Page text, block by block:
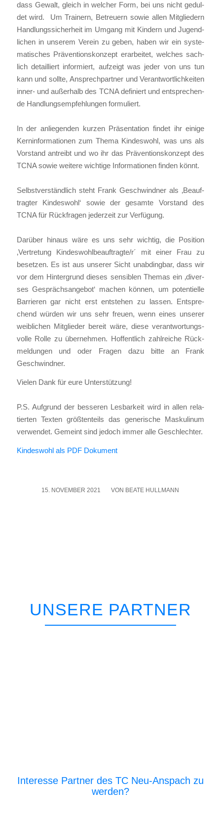
dass Gewalt, gleich in wel­cher Form, bei uns nicht gedul­
det wird. Um Trai­nern, Betreu­ern sowie allen Mit­glie­dern
Hand­lungs­si­cher­heit im Umgang mit Kin­dern und Jugend­
li­chen in unse­rem Ver­ein zu geben, haben wir ein sys­te­
ma­ti­sches Prä­ven­ti­ons­kon­zept erar­bei­tet, wel­ches sach­
lich detail­liert infor­miert, auf­zeigt was jeder von uns tun
kann und soll­te, Ansprech­part­ner und Ver­ant­wort­lich­kei­ten
inner- und außer­halb des TCNA defi­niert und ent­spre­chen­
de Hand­lungs­emp­feh­lun­gen for­mu­liert.
In der anlie­gen­den kur­zen Prä­sen­ta­ti­on fin­det ihr eini­ge
Kern­in­for­ma­tio­nen zum The­ma Kin­des­wohl, was uns als
Vor­stand antreibt und wo ihr das Prä­ven­ti­ons­kon­zept des
TCNA sowie wei­te­re wich­ti­ge Infor­ma­tio­nen fin­den könnt.
Selbst­ver­ständ­lich steht Frank Geschwind­ner als ‚Beauf­
trag­ter Kin­des­wohl‘ sowie der gesam­te Vor­stand des
TCNA für Rück­fra­gen jeder­zeit zur Ver­fü­gung.
Dar­über hin­aus wäre es uns sehr wich­tig, die Posi­ti­on
‚Ver­tre­tung Kindeswohlbeauftragte/r´ mit einer Frau zu
beset­zen. Es ist aus unse­rer Sicht unab­ding­bar, dass wir
vor dem Hin­ter­grund die­ses sen­si­blen The­mas ein ‚diver­
ses Gesprächs­an­ge­bot‘ machen kön­nen, um poten­ti­el­le
Bar­rie­ren gar nicht erst ent­ste­hen zu las­sen. Ent­spre­
chend wür­den wir uns sehr freu­en, wenn eines unse­rer
weib­li­chen Mit­glie­der bereit wäre, die­se ver­ant­wor­tungs­
vol­le Rol­le zu über­neh­men. Hof­fent­lich zahl­rei­che Rück­
mel­dun­gen und oder Fra­gen dazu bit­te an Frank
Geschwind­ner.
Vie­len Dank für eure Unter­stüt­zung!
P.S. Auf­grund der bes­se­ren Les­bar­keit wird in allen rela­
tier­ten Tex­ten größ­ten­teils das gene­ri­sche Mas­ku­li­num
ver­wen­det. Gemeint sind jedoch immer alle Geschlech­ter.
Kin­des­wohl als PDF Doku­ment
15. NOVEMBER 2021
/ VON BEATE HULLMANN
UNSERE PARTNER
Interesse Partner des TC Neu-Anspach zu
werden?